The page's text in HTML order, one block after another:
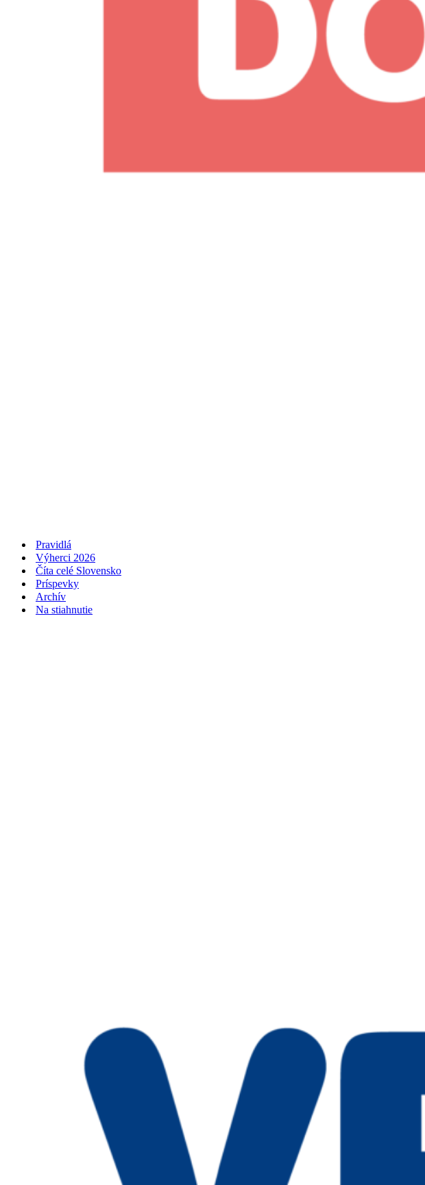
Pravidlá
Výherci 2026
Číta celé Slovensko
Príspevky
Archív
Na stiahnutie